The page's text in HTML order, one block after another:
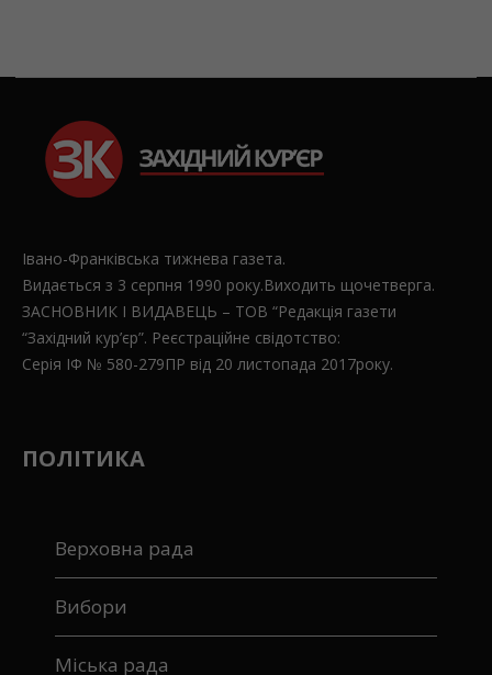
Івано-Франківська тижнева газета.
Видається з 3 серпня 1990 року.Виходить щочетверга.
ЗАСНОВНИК І ВИДАВЕЦЬ – ТОВ “Редакція газети
“Західний кур’єр”. Реєстраційне свідотство:
Серія ІФ № 580-279ПР від 20 листопада 2017року.
ПОЛІТИКА
Верховна рада
Вибори
Міська рада